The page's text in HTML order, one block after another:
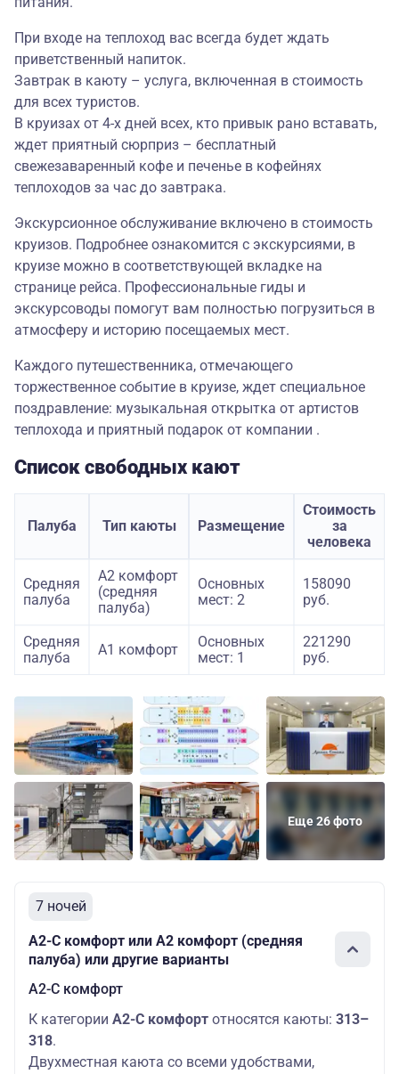
При входе на теплоход вас всегда будет ждать
приветственный напиток.
Завтрак в каюту – услуга, включенная в стоимость
для всех туристов.
В круизах от 4-х дней всех, кто привык рано вставать,
ждет приятный сюрприз – бесплатный
свежезаваренный кофе и печенье в кофейнях
теплоходов за час до завтрака.
Экскурсионное обслуживание включено в стоимость
круизов. Подробнее ознакомится с экскурсиями, в
круизе можно в соответствующей вкладке на
странице рейса. Профессиональные гиды и
экскурсоводы помогут вам полностью погрузиться в
атмосферу и историю посещаемых мест.
Каждого путешественника, отмечающего
торжественное событие в круизе, ждет специальное
поздравление: музыкальная открытка от артистов
теплохода и приятный подарок от компании .
Список свободных кают
Палуба Тип каюты Размещение
Стоимость
за
человека
Средняя
палуба
А2 комфорт
(средняя
палуба)
Основных
мест: 2
158090
руб.
Средняя
палуба
А1 комфорт
Основных
мест: 1
221290
руб.
Еще 26 фото
7 ночей
А2-С комфорт или А2 комфорт (средняя
палуба) или другие варианты
А2-С комфорт
К категории А2-С комфорт относятся каюты: 313–
318.
Двухместная каюта со всеми удобствами,